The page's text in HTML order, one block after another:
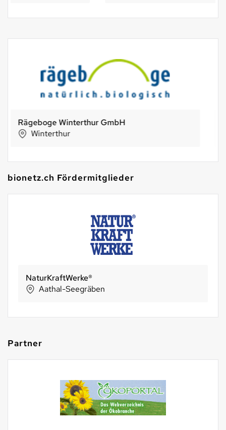
Sabine Hagg
Wahlen
bionetz.ch Fördermitglieder
Phag GmbH
Walchwil
Partner